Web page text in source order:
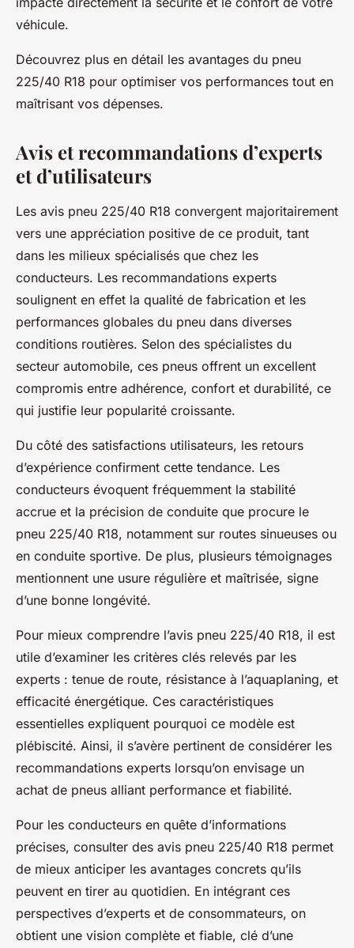
véhicule.
Découvrez plus en détail les avantages du pneu
225/40 R18 pour optimiser vos performances tout en
maîtrisant vos dépenses.
Avis et recommandations d’experts
et d’utilisateurs
Les avis pneu 225/40 R18 convergent majoritairement
vers une appréciation positive de ce produit, tant
dans les milieux spécialisés que chez les
conducteurs. Les recommandations experts
soulignent en effet la qualité de fabrication et les
performances globales du pneu dans diverses
conditions routières. Selon des spécialistes du
secteur automobile, ces pneus offrent un excellent
compromis entre adhérence, confort et durabilité, ce
qui justifie leur popularité croissante.
Du côté des satisfactions utilisateurs, les retours
d’expérience confirment cette tendance. Les
conducteurs évoquent fréquemment la stabilité
accrue et la précision de conduite que procure le
pneu 225/40 R18, notamment sur routes sinueuses ou
en conduite sportive. De plus, plusieurs témoignages
mentionnent une usure régulière et maîtrisée, signe
d’une bonne longévité.
Pour mieux comprendre l’avis pneu 225/40 R18, il est
utile d’examiner les critères clés relevés par les
experts : tenue de route, résistance à l’aquaplaning, et
efficacité énergétique. Ces caractéristiques
essentielles expliquent pourquoi ce modèle est
plébiscité. Ainsi, il s’avère pertinent de considérer les
recommandations experts lorsqu’on envisage un
achat de pneus alliant performance et fiabilité.
Pour les conducteurs en quête d’informations
précises, consulter des avis pneu 225/40 R18 permet
de mieux anticiper les avantages concrets qu’ils
peuvent en tirer au quotidien. En intégrant ces
perspectives d’experts et de consommateurs, on
obtient une vision complète et fiable, clé d’une